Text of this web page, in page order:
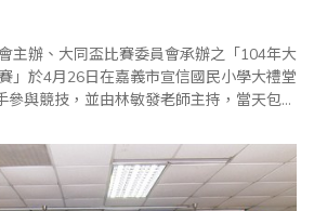
主辦、大同盃比賽委員會承辦之「104年大
」於4月26日在嘉義市宣信國民小學大禮堂
與競技，並由林敏發老師主持，當天包括
用珠算研究學會秘書長蔡玉碧等多位來貴
。